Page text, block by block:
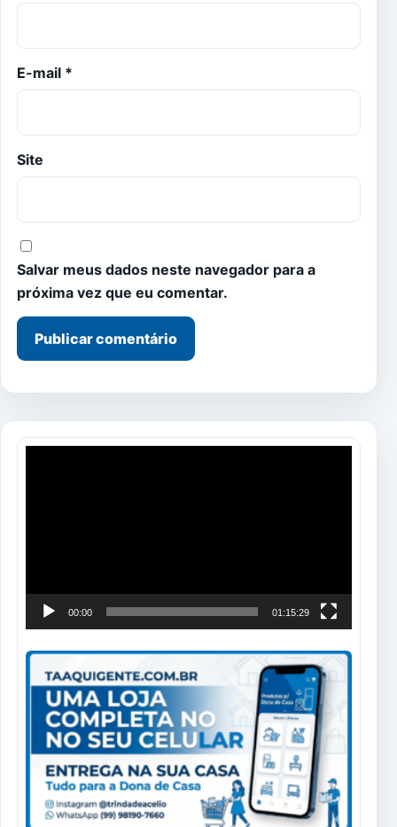
E-mail *
Site
Salvar meus dados neste navegador para a
próxima vez que eu comentar.
00:00 01:15:29